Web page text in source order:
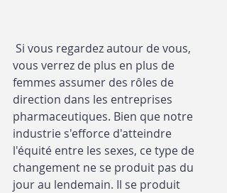
vous verrez de plus en plus de
femmes assumer des rôles de
direction dans les entreprises
pharmaceutiques. Bien que notre
industrie s'efforce d'atteindre
l'équité entre les sexes, ce type de
changement ne se produit pas du
jour au lendemain. Il se produit